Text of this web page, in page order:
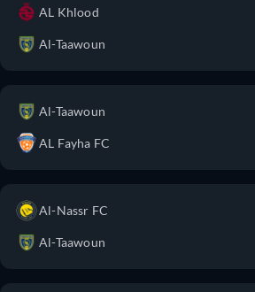
AL Khlood
Al-Taawoun
Al-Taawoun
AL Fayha FC
Al-Nassr FC
Al-Taawoun